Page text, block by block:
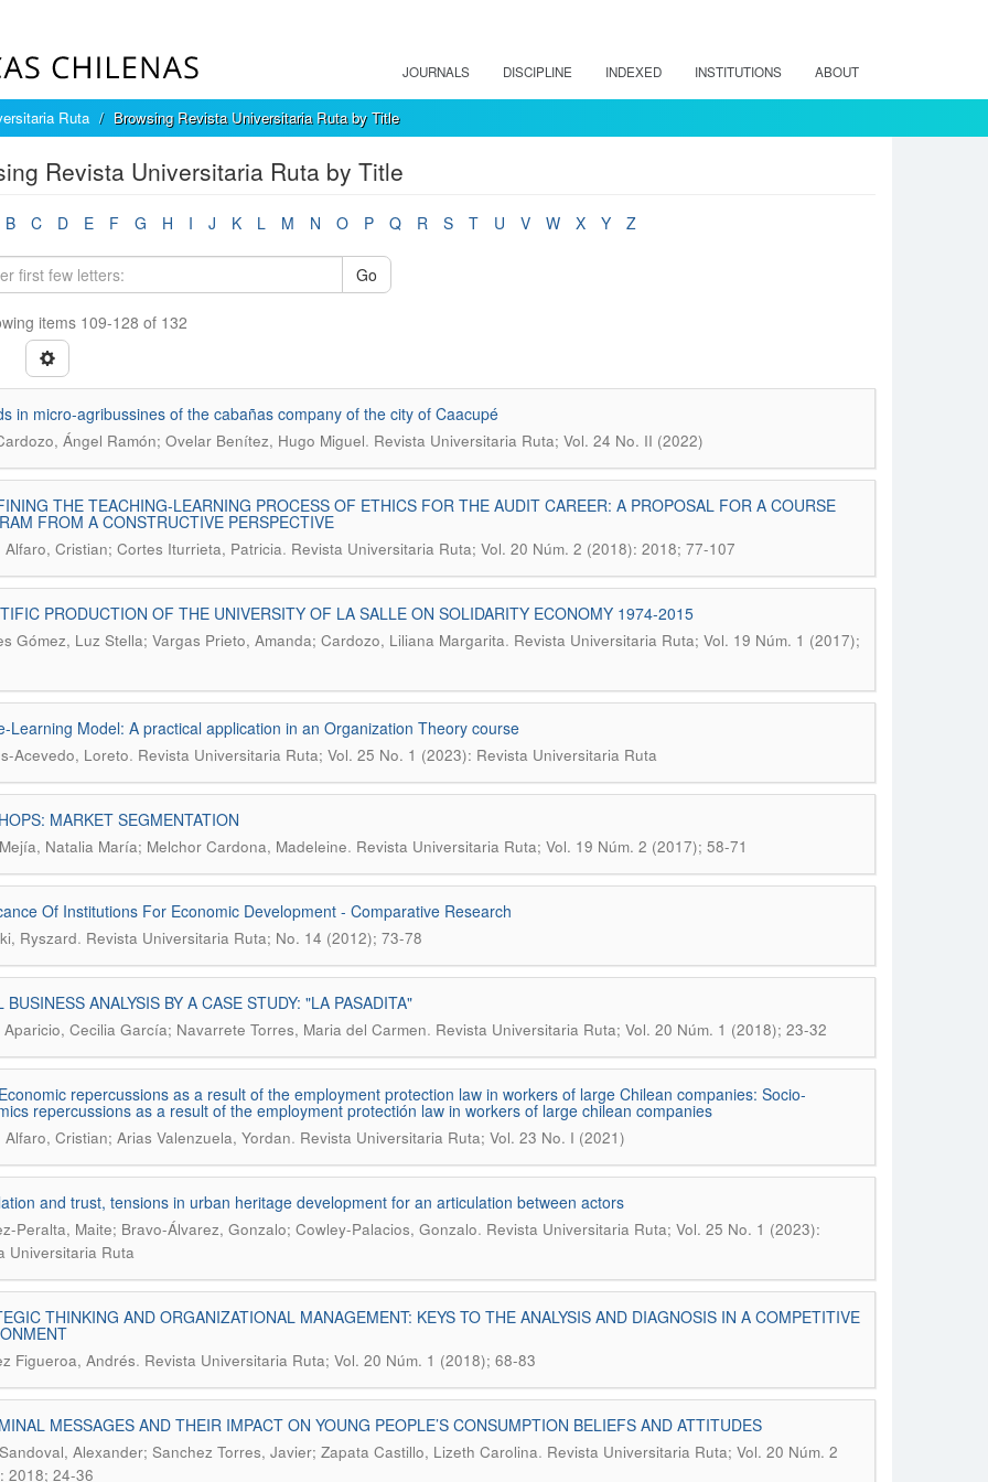
JOURNALS DISCIPLINE INDEXED INSTITUTIONS ABOUT
Ruta Browsing Revista Universitaria Ruta by Title
Revista Universitaria Ruta by Title
B C D E F G H I J K L M N O P Q R S T U V W X Y Z
Go
items 109-128 of 132
in micro-agribussines of the cabañas company of the city of Caacupé
Ángel Ramón; Ovelar Benítez, Hugo Miguel. Revista Universitaria Ruta; Vol. 24 No. II (2022)
THE TEACHING-LEARNING PROCESS OF ETHICS FOR THE AUDIT CAREER: A PROPOSAL FOR A COURSE
FROM A CONSTRUCTIVE PERSPECTIVE
Alfaro, Cristian; Cortes Iturrieta, Patricia. Revista Universitaria Ruta; Vol. 20 Núm. 2 (2018): 2018; 77-107
PRODUCTION OF THE UNIVERSITY OF LA SALLE ON SOLIDARITY ECONOMY 1974-2015
Gómez, Luz Stella; Vargas Prieto, Amanda; Cardozo, Liliana Margarita. Revista Universitaria Ruta; Vol. 19 Núm. 1 (2017);
Learning Model: A practical application in an Organization Theory course
Acevedo, Loreto. Revista Universitaria Ruta; Vol. 25 No. 1 (2023): Revista Universitaria Ruta
MARKET SEGMENTATION
Natalia María; Melchor Cardona, Madeleine. Revista Universitaria Ruta; Vol. 19 Núm. 2 (2017); 58-71
Of Institutions For Economic Development - Comparative Research
Ryszard. Revista Universitaria Ruta; No. 14 (2012); 73-78
BUSINESS ANALYSIS BY A CASE STUDY: "LA PASADITA"
Cecilia García; Navarrete Torres, Maria del Carmen. Revista Universitaria Ruta; Vol. 20 Núm. 1 (2018); 23-32
repercussions as a result of the employment protection law in workers of large Chilean companies: Socio-
repercussions as a result of the employment protectión law in workers of large chilean companies
Alfaro, Cristian; Arias Valenzuela, Yordan. Revista Universitaria Ruta; Vol. 23 No. I (2021)
and trust, tensions in urban heritage development for an articulation between actors
Peralta, Maite; Bravo-Álvarez, Gonzalo; Cowley-Palacios, Gonzalo. Revista Universitaria Ruta; Vol. 25 No. 1 (2023):
Universitaria Ruta
THINKING AND ORGANIZATIONAL MANAGEMENT: KEYS TO THE ANALYSIS AND DIAGNOSIS IN A COMPETITIVE
Figueroa, Andrés. Revista Universitaria Ruta; Vol. 20 Núm. 1 (2018); 68-83
MESSAGES AND THEIR IMPACT ON YOUNG PEOPLE’S CONSUMPTION BELIEFS AND ATTITUDES
Alexander; Sanchez Torres, Javier; Zapata Castillo, Lizeth Carolina. Revista Universitaria Ruta; Vol. 20 Núm. 2
2018; 24-36